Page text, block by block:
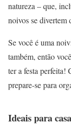
natureza – que,
noivos se
Se você é uma
também, então
ter a festa perfeita!
prepare-se para
Ideais para